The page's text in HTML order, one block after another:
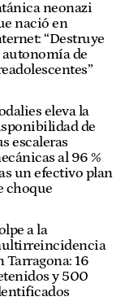
neonazi
nació en
“Destruye
autonomía de
eleva la
de
escaleras
al 96 %
un efectivo plan
choque
a la
Tarragona: 16
y 500